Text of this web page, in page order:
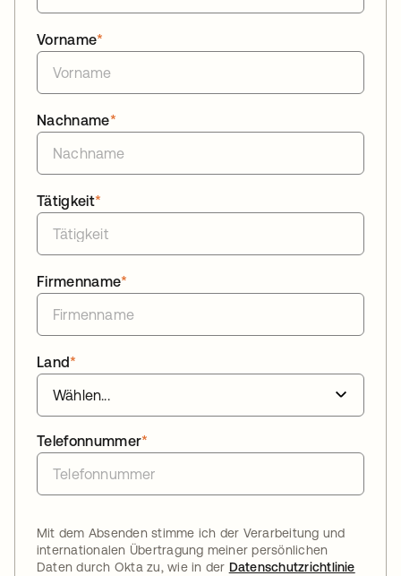
*
Vorname
*
Nachname
*
Tätigkeit
*
Firmenname
*
Land
*
Telefonnummer
Mit dem Absenden stimme ich der Verarbeitung und
internationalen Übertragung meiner persönlichen
Daten durch Okta zu, wie in der Datenschutzrichtlinie